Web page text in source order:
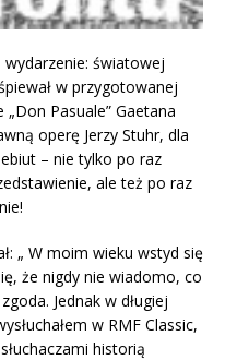
wydarzenie: światowej
w przygotowanej
Pasuale” Gaetana
operę Jerzy Stuhr, dla
– nie tylko po raz
ale też po raz
„ W moim wieku wstyd się
że nigdy nie wiadomo, co
Jednak w długiej
w RMF Classic,
historią